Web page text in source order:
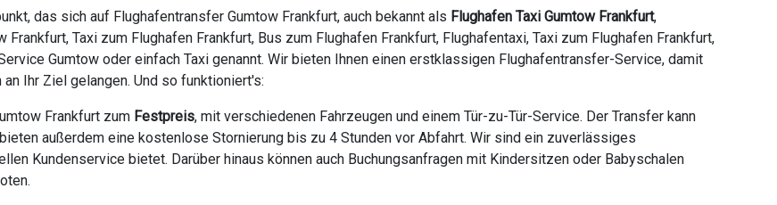
das sich auf Flughafentransfer Gumtow Frankfurt, auch bekannt als Flughafen Taxi Gumtow Frankfurt,
Taxi zum Flughafen Frankfurt, Bus zum Flughafen Frankfurt, Flughafentaxi, Taxi zum Flughafen Frankfurt,
Gumtow oder einfach Taxi genannt. Wir bieten Ihnen einen erstklassigen Flughafentransfer-Service, damit
Ihr Ziel gelangen. Und so funktioniert's:
Frankfurt zum Festpreis, mit verschiedenen Fahrzeugen und einem Tür-zu-Tür-Service. Der Transfer kann
außerdem eine kostenlose Stornierung bis zu 4 Stunden vor Abfahrt. Wir sind ein zuverlässiges
Kundenservice bietet. Darüber hinaus können auch Buchungsanfragen mit Kindersitzen oder Babyschalen